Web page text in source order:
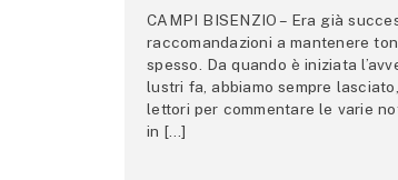
CAMPI BISENZIO – Era già
raccomandazioni a mantenere
spesso. Da quando è iniziata
lustri fa, abbiamo sempre
lettori per commentare le varie
in […]